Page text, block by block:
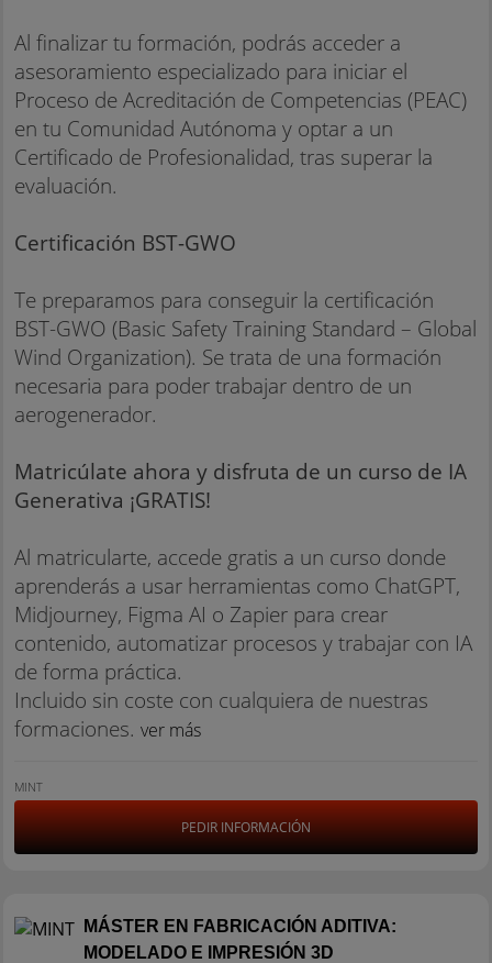
Al finalizar tu formación, podrás acceder a
asesoramiento especializado para iniciar el
Proceso de Acreditación de Competencias (PEAC)
en tu Comunidad Autónoma y optar a un
Certificado de Profesionalidad, tras superar la
evaluación.
Certificación BST-GWO
Te preparamos para conseguir la certificación
BST-GWO (Basic Safety Training Standard – Global
Wind Organization). Se trata de una formación
necesaria para poder trabajar dentro de un
aerogenerador.
Matricúlate ahora y disfruta de un curso de IA
Generativa ¡GRATIS!
Al matricularte, accede gratis a un curso donde
aprenderás a usar herramientas como ChatGPT,
Midjourney, Figma AI o Zapier para crear
contenido, automatizar procesos y trabajar con IA
de forma práctica.
Incluido sin coste con cualquiera de nuestras
formaciones. ver más
MINT
PEDIR INFORMACIÓN
MÁSTER EN FABRICACIÓN ADITIVA:
MODELADO E IMPRESIÓN 3D